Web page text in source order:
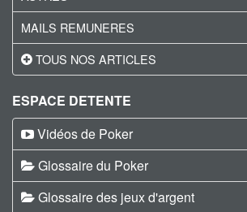
MAILS REMUNERES
TOUS NOS ARTICLES
ESPACE DETENTE
Vidéos de Poker
Glossaire du Poker
Glossaire des jeux d'argent